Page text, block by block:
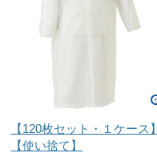
【120枚セット・１ケース】
【使い捨て】